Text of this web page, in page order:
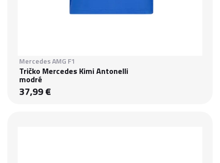
Mercedes AMG F1
Tričko Mercedes Kimi Antonelli
modré
37,99 €